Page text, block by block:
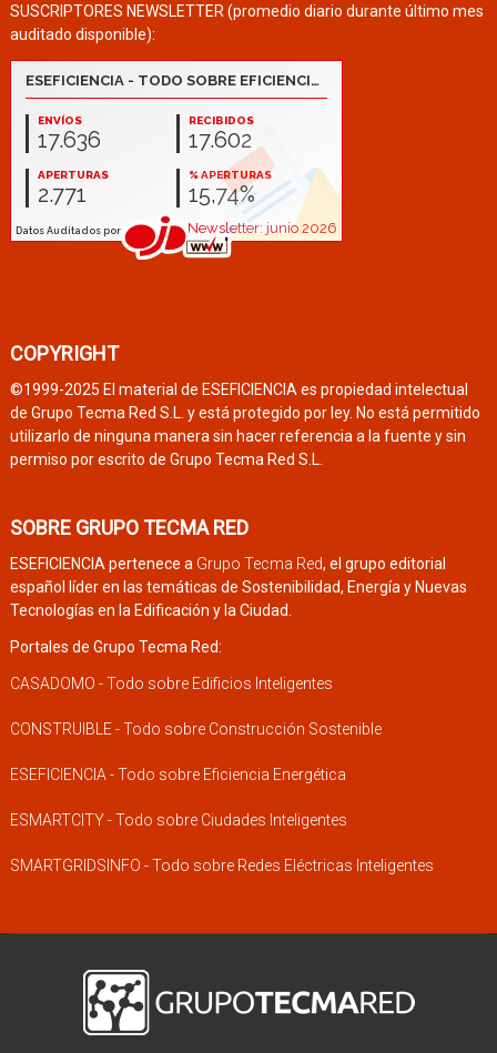
SUSCRIPTORES NEWSLETTER (promedio diario durante último mes
auditado disponible):
COPYRIGHT
©1999-2025 El material de ESEFICIENCIA es propiedad intelectual
de Grupo Tecma Red S.L. y está protegido por ley. No está permitido
utilizarlo de ninguna manera sin hacer referencia a la fuente y sin
permiso por escrito de Grupo Tecma Red S.L.
SOBRE GRUPO TECMA RED
ESEFICIENCIA pertenece a Grupo Tecma Red, el grupo editorial
español líder en las temáticas de Sostenibilidad, Energía y Nuevas
Tecnologías en la Edificación y la Ciudad.
Portales de Grupo Tecma Red:
CASADOMO - Todo sobre Edificios Inteligentes
CONSTRUIBLE - Todo sobre Construcción Sostenible
ESEFICIENCIA - Todo sobre Eficiencia Energética
ESMARTCITY - Todo sobre Ciudades Inteligentes
SMARTGRIDSINFO - Todo sobre Redes Eléctricas Inteligentes